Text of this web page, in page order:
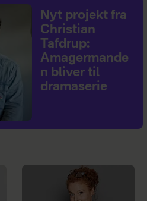
Nyt projekt fra
Christian
Tafdrup:
Amagermande
n bliver til
dramaserie